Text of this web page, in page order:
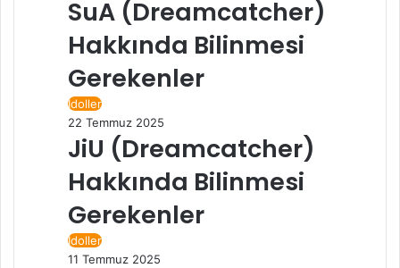
SuA (Dreamcatcher)
Hakkında Bilinmesi
Gerekenler
İdoller
22 Temmuz 2025
JiU (Dreamcatcher)
Hakkında Bilinmesi
Gerekenler
İdoller
11 Temmuz 2025